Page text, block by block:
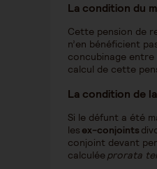
La condition du
Cette pension de
n’en bénéficient
concubinage
calcul de cette
La condition de
Si le défunt a été
les ex-conjoints
conjoint devant
calculéeprorata